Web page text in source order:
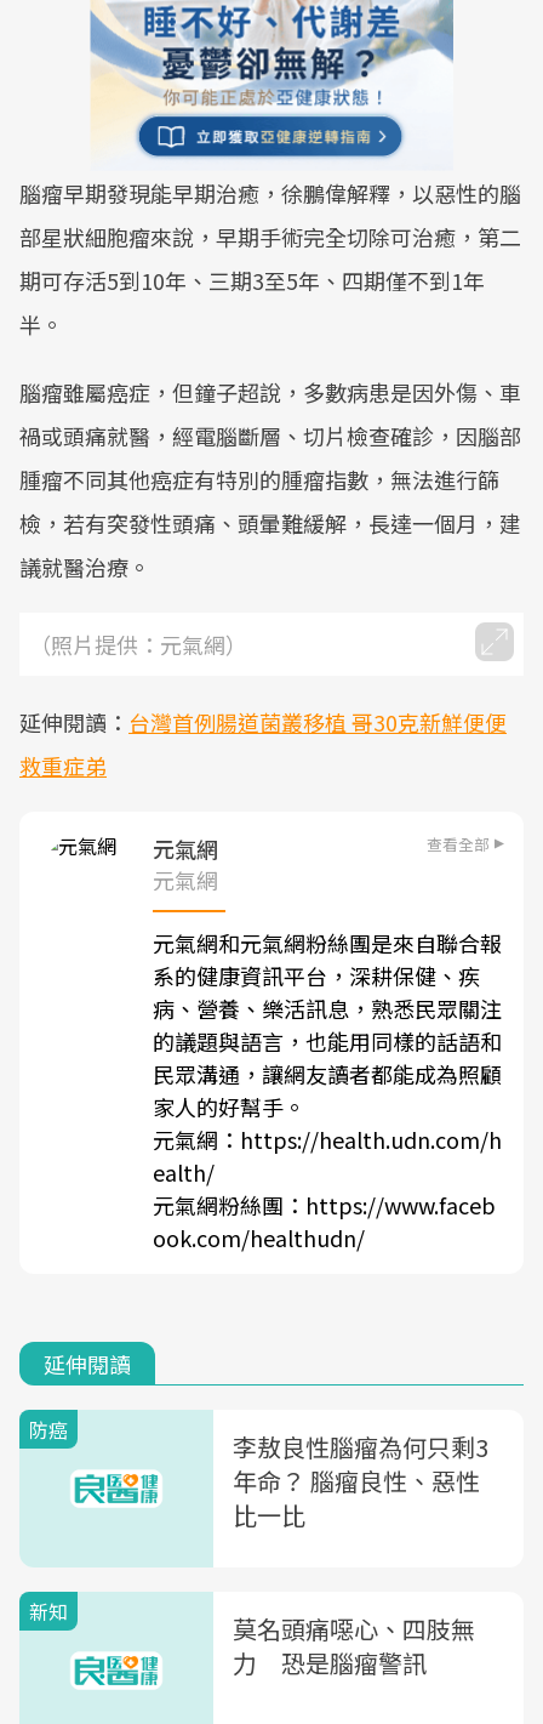
腦瘤早期發現能早期治癒，徐鵬偉解釋，以惡性的腦
部星狀細胞瘤來說，早期手術完全切除可治癒，第二
期可存活5到10年、三期3至5年、四期僅不到1年
半。
腦瘤雖屬癌症，但鐘子超說，多數病患是因外傷、車
禍或頭痛就醫，經電腦斷層、切片檢查確診，因腦部
腫瘤不同其他癌症有特別的腫瘤指數，無法進行篩
檢，若有突發性頭痛、頭暈難緩解，長達一個月，建
議就醫治療。
（照片提供：元氣網）
延伸閱讀： 台灣首例腸道菌叢移植 哥30克新鮮便便
救重症弟
元氣網 查看全部
元氣網
元氣網和元氣網粉絲團是來自聯合報
系的健康資訊平台，深耕保健、疾
病、營養、樂活訊息，熟悉民眾關注
的議題與語言，也能用同樣的話語和
民眾溝通，讓網友讀者都能成為照顧
家人的好幫手。
元氣網： https://health.udn.com/h
ealth/
元氣網粉絲團： https://www.faceb
ook.com/healthudn/
延伸閱讀
防癌
李敖良性腦瘤為何只剩3
年命？ 腦瘤良性、惡性
比一比
新知
莫名頭痛噁心、四肢無
力 恐是腦瘤警訊